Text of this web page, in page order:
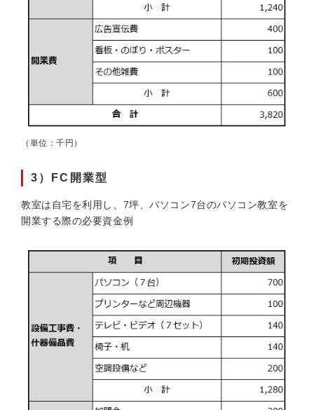
（単位：千円）
3）FC開業型
教室は自宅を利用し、7坪、パソコン7台のパソコン教室を
開業する際の必要資金例